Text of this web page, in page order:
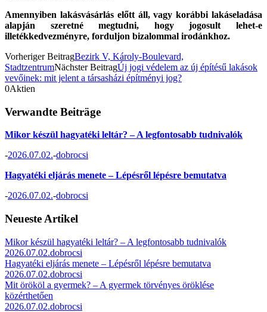
Amennyiben lakásvásárlás előtt áll, vagy korábbi lakáseladása
alapján szeretné megtudni, hogy jogosult lehet-e
illetékkedvezményre, forduljon bizalommal irodánkhoz.
Vorheriger BeitragBezirk V, Károly-Boulevard,
StadtzentrumNächster BeitragÚj jogi védelem az új építésű lakások
vevőinek: mit jelent a társasházi építményi jog?
0Aktien
Verwandte Beiträge
Mikor készül hagyatéki leltár? – A legfontosabb tudnivalók
-2026.07.02.-dobrocsi
Hagyatéki eljárás menete – Lépésről lépésre bemutatva
-2026.07.02.-dobrocsi
Neueste Artikel
Mikor készül hagyatéki leltár? – A legfontosabb tudnivalók
2026.07.02.dobrocsi
Hagyatéki eljárás menete – Lépésről lépésre bemutatva
2026.07.02.dobrocsi
Mit örököl a gyermek? – A gyermek törvényes öröklése
közérthetően
2026.07.02.dobrocsi